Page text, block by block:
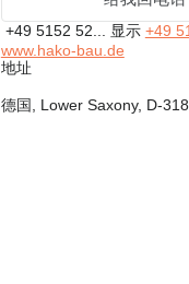
+49 5152 52... 显示 +49
www.hako-bau.de
地址
德国, Lower Saxony, D-